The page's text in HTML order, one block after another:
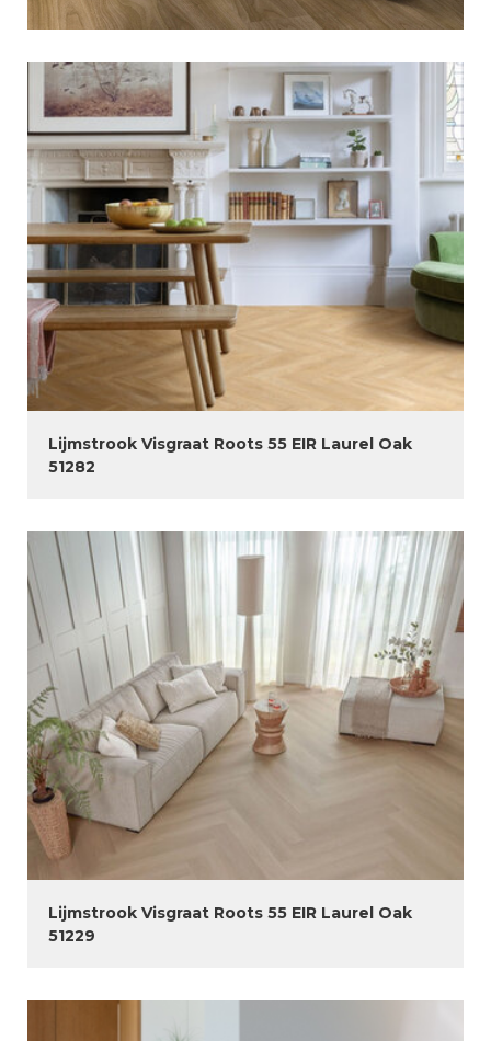
Lijmstrook Visgraat Roots 55 EIR Laurel Oak
51282
Lijmstrook Visgraat Roots 55 EIR Laurel Oak
51229